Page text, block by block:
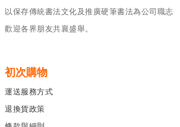
以保存傳統書法文化及推廣硬筆書法為公司職志
歡迎各界朋友共襄盛舉。
初次購物
運送服務方式
退換貨政策